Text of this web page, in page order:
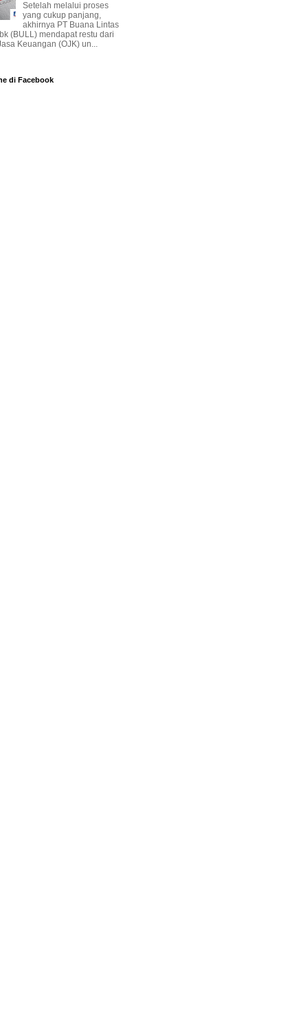
Setelah melalui proses
yang cukup panjang,
akhirnya PT Buana Lintas
(BULL) mendapat restu dari
Keuangan (OJK) un...
di Facebook